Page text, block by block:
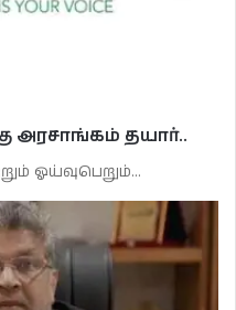
அரசாங்கம் தயார்..
ஓய்வுபெறும்…